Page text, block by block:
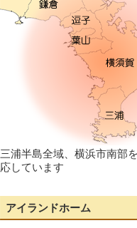
三浦半島全域、横浜市南部
応しています
アイランドホーム